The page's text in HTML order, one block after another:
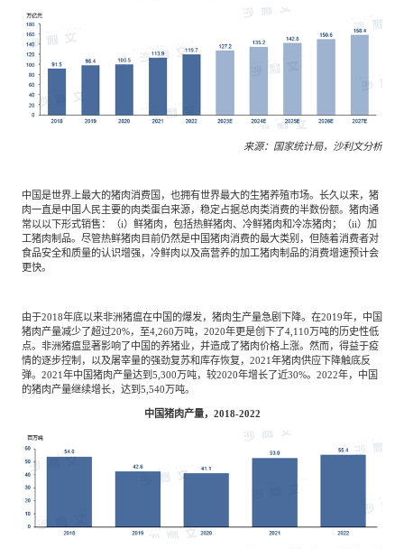
教育与培训 航运及港口
母婴 农林牧渔
商业航空
来源：国家统计局，沙利文分析
中国是世界上最大的猪肉消费国，也拥有世界最大的生猪养殖市场。长久以来，猪
肉一直是中国人民主要的肉类蛋白来源，稳定占据总肉类消费的半数份额。猪肉通
常以以下形式销售：（i）鲜猪肉，包括热鲜猪肉、冷鲜猪肉和冷冻猪肉；（ii）加
工猪肉制品。尽管热鲜猪肉目前仍然是中国猪肉消费的最大类别，但随着消费者对
食品安全和质量的认识增强，冷鲜肉以及高营养的加工猪肉制品的消费增速预计会
更快。
由于2018年底以来非洲猪瘟在中国的爆发，猪肉生产量急剧下降。在2019年，中国
猪肉产量减少了超过20%，至4,260万吨，2020年更是创下了4,110万吨的历史性低
点。非洲猪瘟显著影响了中国的养猪业，并造成了猪肉价格上涨。然而，得益于疫
情的逐步控制，以及屠宰量的强劲复苏和库存恢复，2021年猪肉供应下降触底反
弹。2021年中国猪肉产量达到5,300万吨，较2020年增长了近30%。2022年，中国
的猪肉产量继续增长，达到5,540万吨。
中国猪肉产量，2018-2022